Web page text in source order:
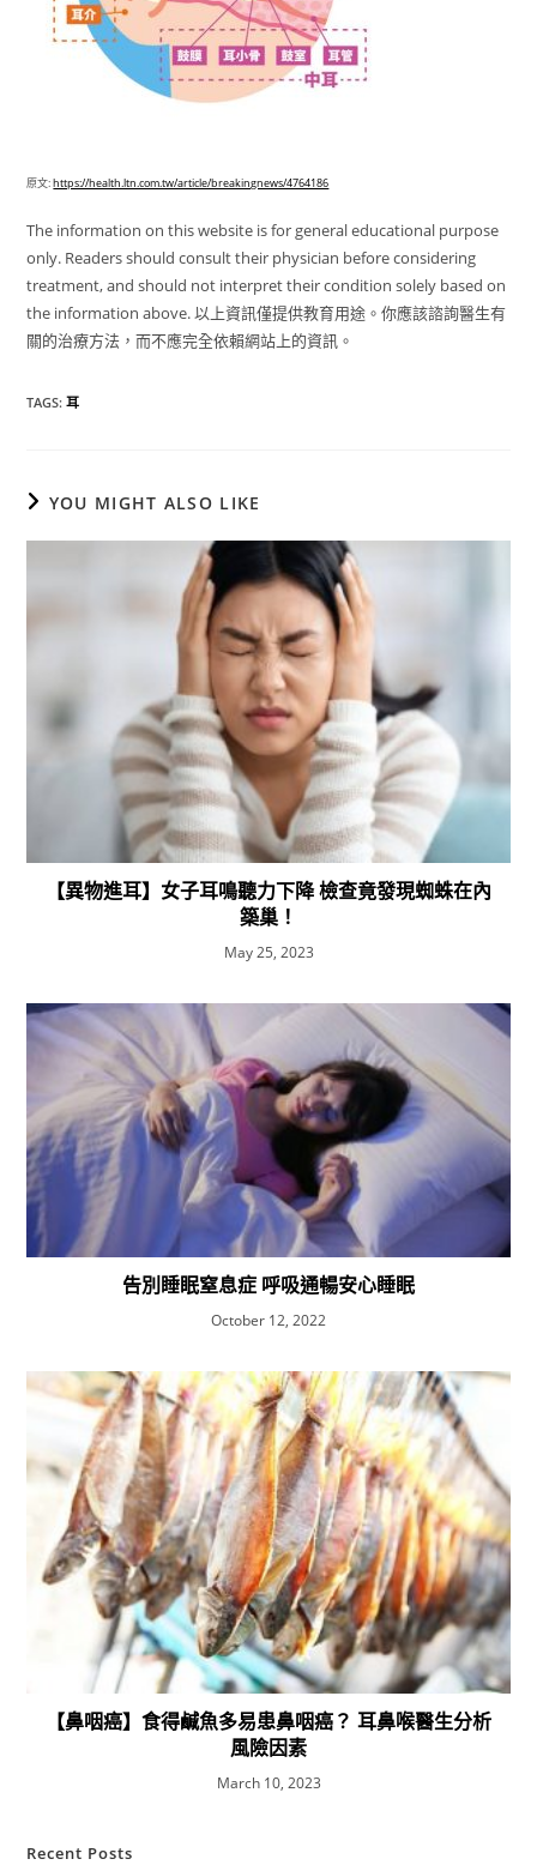
原文:https://health.ltn.com.tw/article/breakingnews/4764186
The information on this website is for general educational purpose
only. Readers should consult their physician before considering
treatment, and should not interpret their condition solely based on
the information above. 以上資訊僅提供教育用途。你應該諮詢醫生有
關的治療方法，而不應完全依賴網站上的資訊。
TAGS:耳
YOU MIGHT ALSO LIKE
【異物進耳】女子耳鳴聽力下降 檢查竟發現蜘蛛在內
築巢！
May 25, 2023
告別睡眠窒息症 呼吸通暢安心睡眠
October 12, 2022
【鼻咽癌】食得鹹魚多易患鼻咽癌？ 耳鼻喉醫生分析
風險因素
March 10, 2023
Recent Posts